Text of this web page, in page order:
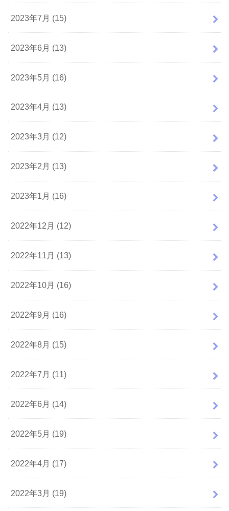
2023年7月 (15)
2023年6月 (13)
2023年5月 (16)
2023年4月 (13)
2023年3月 (12)
2023年2月 (13)
2023年1月 (16)
2022年12月 (12)
2022年11月 (13)
2022年10月 (16)
2022年9月 (16)
2022年8月 (15)
2022年7月 (11)
2022年6月 (14)
2022年5月 (19)
2022年4月 (17)
2022年3月 (19)